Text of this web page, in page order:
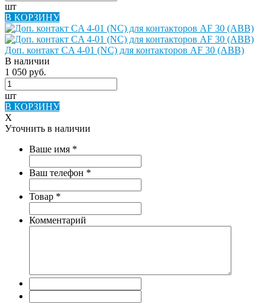
шт
В КОРЗИНУ
Доп. контакт CA 4-01 (NC) для контакторов AF 30 (ABB)
В наличии
1 050 руб.
шт
В КОРЗИНУ
X
Уточнить в наличии
Ваше имя *
Ваш телефон *
Товар *
Комментарий